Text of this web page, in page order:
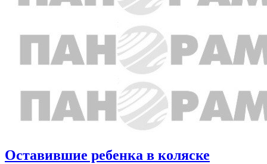
Оставившие ребенка в коляске